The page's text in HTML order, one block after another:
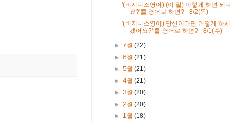
'(비지니스영어) (이 일) 이렇게 하면 되나
요?'를 영어로 하면? - 8/2(목)
'(비지니스영어) 당신이라면 어떻게 하시
겠어요?' 를 영어로 하면? - 8/1(수)
►7월(22)
►6월(21)
►5월(21)
►4월(21)
►3월(20)
►2월(20)
► 1월(18)